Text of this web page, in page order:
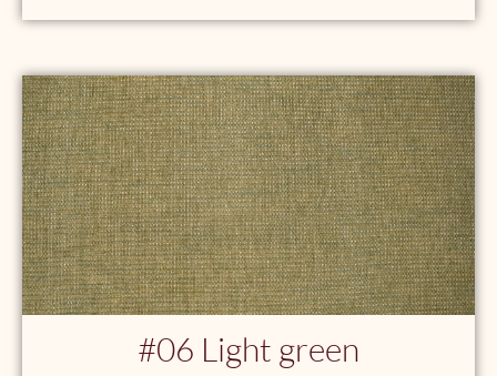
#06 Light green